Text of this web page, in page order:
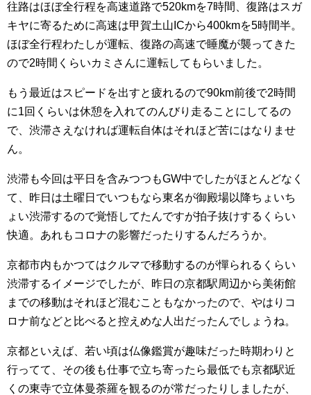
往路はほぼ全行程を高速道路で520kmを7時間、復路はスガ
キヤに寄るために高速は甲賀土山ICから400kmを5時間半。
ほぼ全行程わたしが運転、復路の高速で睡魔が襲ってきた
ので2時間くらいカミさんに運転してもらいました。
もう最近はスピードを出すと疲れるので90km前後で2時間
に1回くらいは休憩を入れてのんびり走ることにしてるの
で、渋滞さえなければ運転自体はそれほど苦にはなりませ
ん。
渋滞も今回は平日を含みつつもGW中でしたがほとんどなく
て、昨日は土曜日でいつもなら東名が御殿場以降ちょいち
ょい渋滞するので覚悟してたんですが拍子抜けするくらい
快適。あれもコロナの影響だったりするんだろうか。
京都市内もかつてはクルマで移動するのが憚られるくらい
渋滞するイメージでしたが、昨日の京都駅周辺から美術館
までの移動はそれほど混むこともなかったので、やはりコ
ロナ前などと比べると控えめな人出だったんでしょうね。
京都といえば、若い頃は仏像鑑賞が趣味だった時期わりと
行ってて、その後も仕事で立ち寄ったら最低でも京都駅近
くの東寺で立体曼荼羅を観るのが常だったりしましたが、